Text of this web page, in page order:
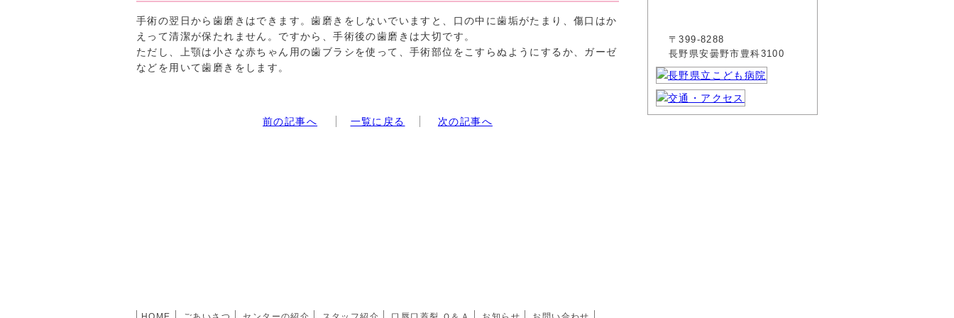
手術の翌日から歯磨きはできます。歯磨きをしないでいますと、口の中に歯垢がたまり、傷口はか
えって清潔が保たれません。ですから、手術後の歯磨きは大切です。
ただし、上顎は小さな赤ちゃん用の歯ブラシを使って、手術部位をこすらぬようにするか、ガーゼ
などを用いて歯磨きをします。
前の記事へ 一覧に戻る 次の記事へ
〒399-8288
長野県安曇野市豊科3100